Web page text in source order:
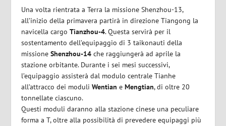
Una volta rientrata a Terra la missione Shenzhou-13,
all’inizio della primavera partirà in direzione Tiangong la
navicella cargoTianzhou-4. Questa servirà per il
sostentamento dell’equipaggio di 3 taikonauti della
missioneShenzhou-14che raggiungerà ad aprile la
stazione orbitante. Durante i sei mesi successivi,
l’equipaggio assisterà dal modulo centrale Tianhe
all’attracco dei moduliWentian eMengtian, di oltre 20
tonnellate ciascuno.
Questi moduli daranno alla stazione cinese una peculiare
forma a T, oltre alla possibilità di prevedere equipaggi più